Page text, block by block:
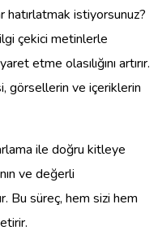
hatırlatmak istiyorsunuz?
ilgi çekici metinlerle
etme olasılığını artırır.
görsellerin ve içeriklerin
ile doğru kitleye
ve değerli
Bu süreç, hem sizi hem